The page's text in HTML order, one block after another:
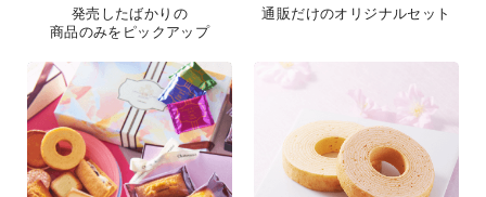
発売したばかりの
商品のみをピックアップ
通販だけのオリジナルセット